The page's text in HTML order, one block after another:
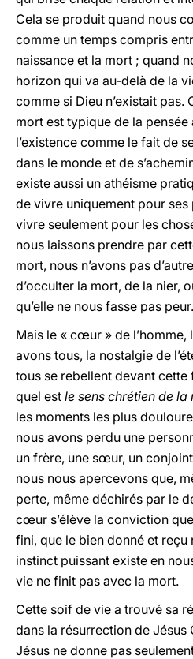
Cela se produit quand nous
comme un temps compris
naissance et la mort ; quand
horizon qui va au-delà de la
comme si Dieu n’existait pas.
mort est typique de la
l’existence comme le fait de
dans le monde et de
existe aussi un athéisme
de vivre uniquement pour
vivre seulement pour les
nous laissons prendre par
mort, nous n’avons pas
d’occulter la mort, de la nier,
qu’elle ne nous fasse pas peur.
Mais le « cœur » de l’homme,
avons tous, la nostalgie de
tous se rebellent devant cette
quel est le sens chrétien de la
les moments les plus
nous avons perdu une
un frère, une sœur, un
nous nous apercevons que,
perte, même déchirés par le
cœur s’élève la conviction
fini, que le bien donné et reçu
instinct puissant existe en
vie ne finit pas avec la mort.
Cette soif de vie a trouvé sa
dans la résurrection de Jésus
Jésus ne donne pas